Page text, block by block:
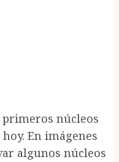
primeros núcleos
En imágenes
algunos núcleos